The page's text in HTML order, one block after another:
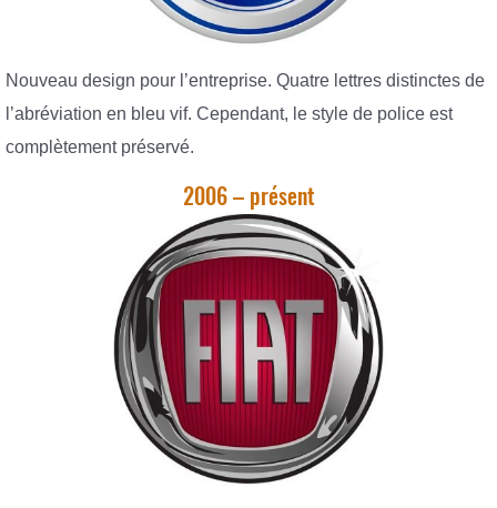
Nouveau design pour l’entreprise. Quatre lettres distinctes de
l’abréviation en bleu vif. Cependant, le style de police est
complètement préservé.
2006 – présent